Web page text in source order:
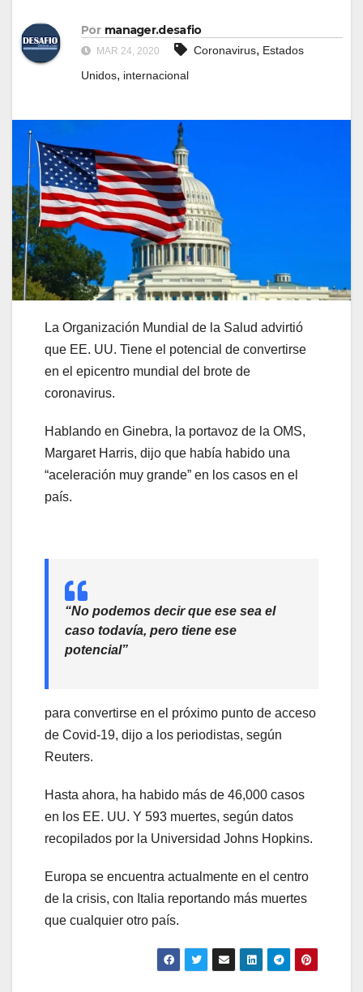
Por manager.desafio
MAR 24, 2020 Coronavirus, Estados
Unidos, internacional
La Organización Mundial de la Salud advirtió
que EE. UU. Tiene el potencial de convertirse
en el epicentro mundial del brote de
coronavirus.
Hablando en Ginebra, la portavoz de la OMS,
Margaret Harris, dijo que había habido una
“aceleración muy grande” en los casos en el
país.
“No podemos decir que ese sea el
caso todavía, pero tiene ese
potencial”
para convertirse en el próximo punto de acceso
de Covid-19, dijo a los periodistas, según
Reuters.
Hasta ahora, ha habido más de 46,000 casos
en los EE. UU. Y 593 muertes, según datos
recopilados por la Universidad Johns Hopkins.
Europa se encuentra actualmente en el centro
de la crisis, con Italia reportando más muertes
que cualquier otro país.